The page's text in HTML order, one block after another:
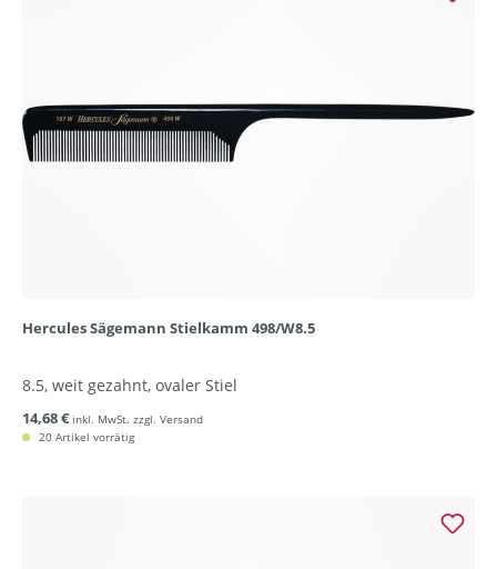
Hercules Sägemann Stielkamm 498/W8.5
8.5, weit gezahnt, ovaler Stiel
14,68 € inkl. MwSt. zzgl. Versand
20 Artikel vorrätig